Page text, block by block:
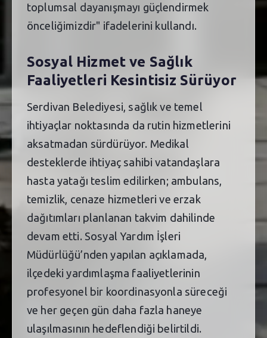
toplumsal dayanışmayı güçlendirmek
önceliğimizdir" ifadelerini kullandı.
Sosyal Hizmet ve Sağlık
Faaliyetleri Kesintisiz Sürüyor
Serdivan Belediyesi, sağlık ve temel
ihtiyaçlar noktasında da rutin hizmetlerini
aksatmadan sürdürüyor. Medikal
desteklerde ihtiyaç sahibi vatandaşlara
hasta yatağı teslim edilirken; ambulans,
temizlik, cenaze hizmetleri ve erzak
dağıtımları planlanan takvim dahilinde
devam etti. Sosyal Yardım İşleri
Müdürlüğü’nden yapılan açıklamada,
ilçedeki yardımlaşma faaliyetlerinin
profesyonel bir koordinasyonla süreceği
ve her geçen gün daha fazla haneye
ulaşılmasının hedeflendiği belirtildi.